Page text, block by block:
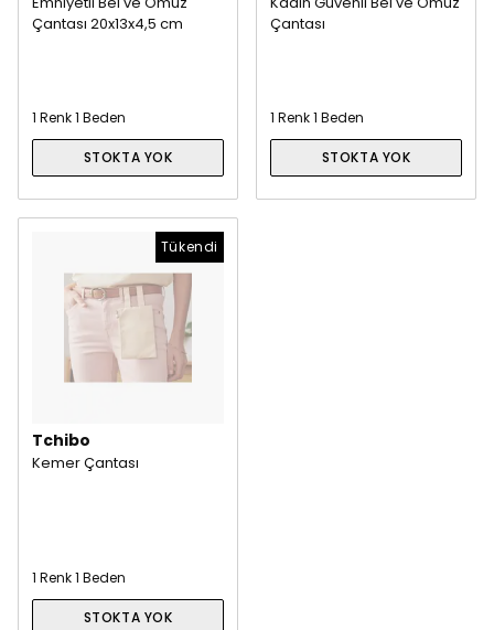
Çantası 20x13x4,5 cm
1 Renk 1 Beden
STOKTA YOK
Çantası
1 Renk 1 Beden
STOKTA YOK
Tükendi
Tchibo
Kemer Çantası
1 Renk 1 Beden
STOKTA YOK